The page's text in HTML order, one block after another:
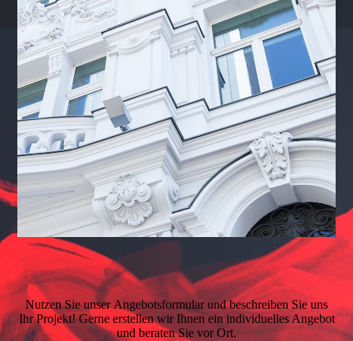
Nutzen Sie unser Angebotsformularund beschreiben Sie uns
Ihr Projekt! Gerne erstellen wir Ihnen ein individuelles Angebot
und beraten Sie vor Ort.